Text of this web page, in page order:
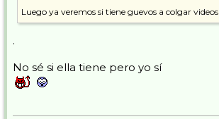
Luego ya veremos si tiene guevos a colgar videos
.
No sé si ella tiene pero yo sí